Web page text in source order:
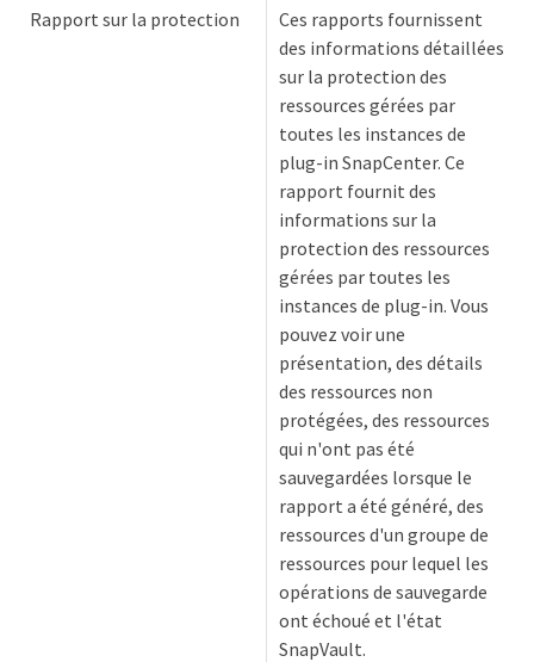
Rapport sur la protection
Ces rapports fournissent
des informations détaillées
sur la protection des
ressources gérées par
toutes les instances de
plug-in SnapCenter. Ce
rapport fournit des
informations sur la
protection des ressources
gérées par toutes les
instances de plug-in. Vous
pouvez voir une
présentation, des détails
des ressources non
protégées, des ressources
qui n'ont pas été
sauvegardées lorsque le
rapport a été généré, des
ressources d'un groupe de
ressources pour lequel les
opérations de sauvegarde
ont échoué et l'état
SnapVault.